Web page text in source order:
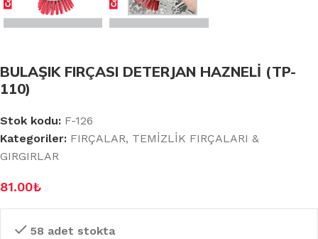
BULAŞIK FIRÇASI DETERJAN HAZNELİ (TP-
110)
Stok kodu: F-126
Kategoriler: FIRÇALAR, TEMİZLİK FIRÇALARI &
GIRGIRLAR
81.00₺
58 adet stokta